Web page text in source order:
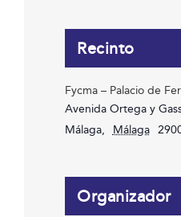
Recinto
Fycma – Palacio de
Avenida Ortega y
Málaga, Málaga
Organizador